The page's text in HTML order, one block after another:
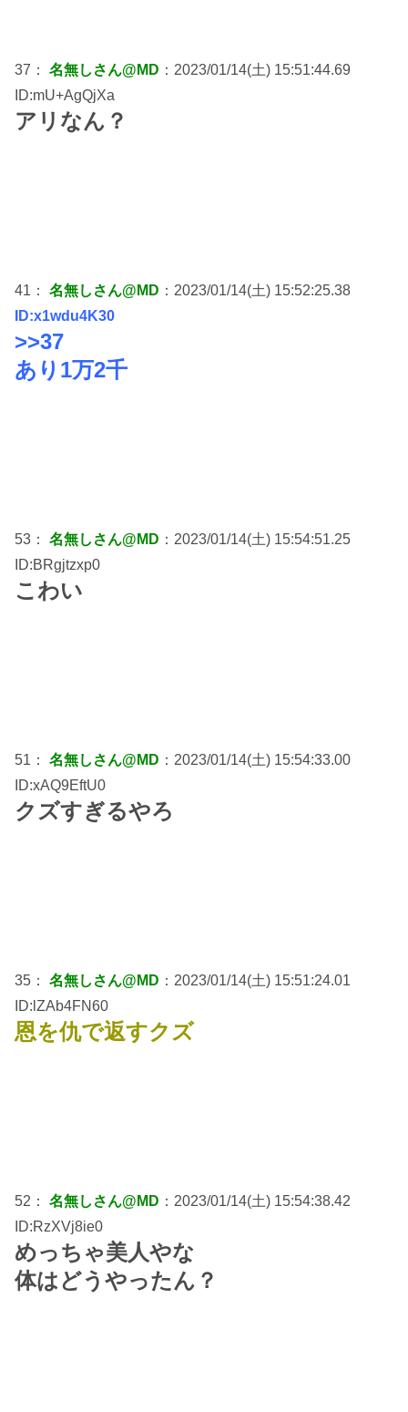
37： 名無しさん@MD ：2023/01/14(土) 15:51:44.69
ID:mU+AgQjXa
アリなん？
41： 名無しさん@MD ：2023/01/14(土) 15:52:25.38
ID:x1wdu4K30
>>37
あり1万2千
53： 名無しさん@MD ：2023/01/14(土) 15:54:51.25
ID:BRgjtzxp0
こわい
51： 名無しさん@MD ：2023/01/14(土) 15:54:33.00
ID:xAQ9EftU0
クズすぎるやろ
35： 名無しさん@MD ：2023/01/14(土) 15:51:24.01
ID:lZAb4FN60
恩を仇で返すクズ
52： 名無しさん@MD ：2023/01/14(土) 15:54:38.42
ID:RzXVj8ie0
めっちゃ美人やな
体はどうやったん？